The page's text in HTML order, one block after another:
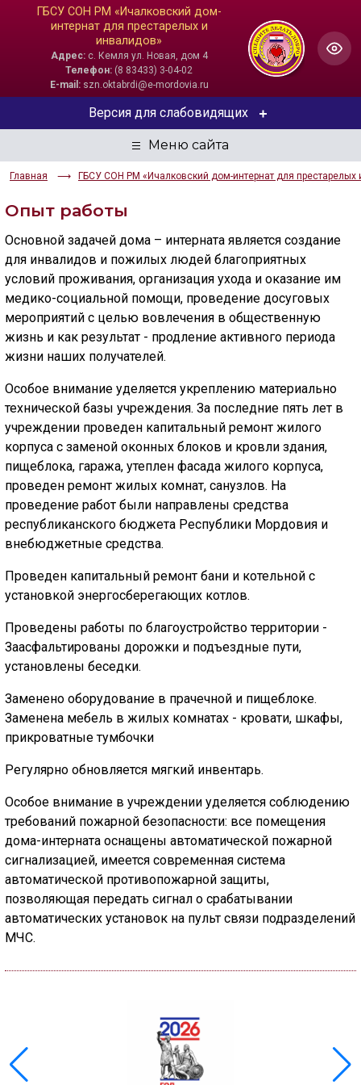
ГБСУ СОН РМ «Ичалковский дом-
интернат для престарелых и
инвалидов»
Адрес:с. Кемля ул. Новая, дом 4
Телефон: (8 83433) 3-04-02
E-mail:szn.oktabrdi@e-mordovia.ru
Главная ГБСУ СОН РМ «Ичалковский дом-интернат для престарелых
Версия для слабовидящих
ЦВЕТОВАЯ СХЕМА
Aa Aa Aa
Aa Aa Aa
ИЗОБРАЖЕНИЯ
🔊 Включить озвучивание
Настройки по умолчанию
Настройки по умолчанию
Опыт работы
Основной задачей дома – интерната является создание
для инвалидов и пожилых людей благоприятных
условий проживания, организация ухода и оказание им
медико-социальной помощи, проведение досуговых
мероприятий с целью вовлечения в общественную
жизнь и как результат - продление активного периода
жизни наших получателей.
Особое внимание уделяется укреплению материально
технической базы учреждения. За последние пять лет в
учреждении проведен капитальный ремонт жилого
корпуса с заменой оконных блоков и кровли здания,
пищеблока, гаража, утеплен фасада жилого корпуса,
проведен ремонт жилых комнат, санузлов. На
проведение работ были направлены средства
республиканского бюджета Республики Мордовия и
внебюджетные средства.
Проведен капитальный ремонт бани и котельной с
установкой энергосберегающих котлов.
Проведены работы по благоустройство территории -
Заасфальтированы дорожки и подъездные пути,
установлены беседки.
Заменено оборудование в прачечной и пищеблоке.
Заменена мебель в жилых комнатах - кровати, шкафы,
прикроватные тумбочки
Регулярно обновляется мягкий инвентарь.
Особое внимание в учреждении уделяется соблюдению
требований пожарной безопасности: все помещения
дома-интерната оснащены автоматической пожарной
сигнализацией, имеется современная система
автоматической противопожарной защиты,
позволяющая передать сигнал о срабатывании
автоматических установок на пульт связи подразделений
МЧС.